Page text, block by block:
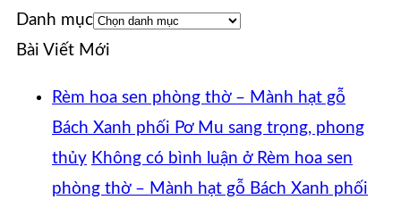
Danh mục
Bài Viết Mới
Rèm hoa sen phòng thờ – Mành hạt gỗ
Bách Xanh phối Pơ Mu sang trọng, phong
thủy Không có bình luận ở Rèm hoa sen
phòng thờ – Mành hạt gỗ Bách Xanh phối